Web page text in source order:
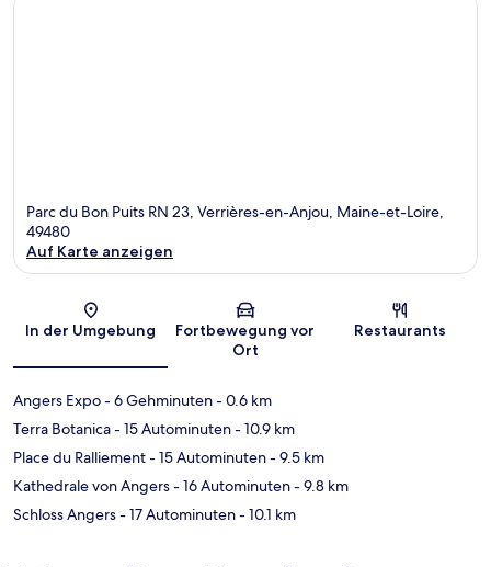
Parc du Bon Puits RN 23, Verrières-en-Anjou, Maine-et-Loire,
49480
Auf Karte anzeigen
In der Umgebung
Fortbewegung vor
Ort
Restaurants
Angers Expo- 6 Gehminuten- 0.6 km
Terra Botanica- 15 Autominuten- 10.9 km
Place du Ralliement- 15 Autominuten- 9.5 km
Kathedrale von Angers- 16 Autominuten- 9.8 km
Schloss Angers- 17 Autominuten- 10.1 km